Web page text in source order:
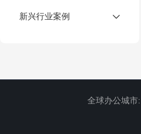
新兴行业案例
全球办公城市: